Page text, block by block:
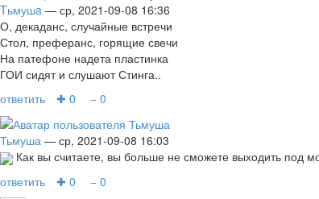
Tьмушa — ср, 2021-09-08 16:36
О, декаданс, случайные встречи
Стол, преферанс, горящие свечи
На патефоне надета пластинка
ГОИ сидят и слушают Стинга..
ответить
✚ 0 − 0
Тьмуша — ср, 2021-09-08 16:03
Как вы считаете, вы больше не сможете выходить под
ответить
✚ 0
− 0